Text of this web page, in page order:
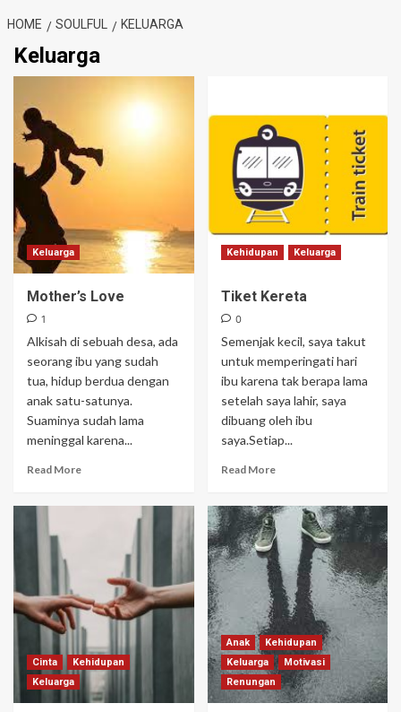
HOME SOULFUL KELUARGA
Keluarga
Keluarga
Mother’s Love
1
Alkisah di sebuah desa, ada
seorang ibu yang sudah
tua, hidup berdua dengan
anak satu-satunya.
Suaminya sudah lama
meninggal karena...
Read More
Kehidupan Keluarga
Tiket Kereta
0
Semenjak kecil, saya takut
untuk memperingati hari
ibu karena tak berapa lama
setelah saya lahir, saya
dibuang oleh ibu
saya.Setiap...
Read More
Cinta
Kehidupan
Keluarga
Anak
Kehidupan
Keluarga
Motivasi
Renungan